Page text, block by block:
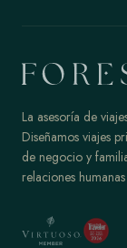
La asesoría de
Diseñamos viajes
de negocio y
relaciones